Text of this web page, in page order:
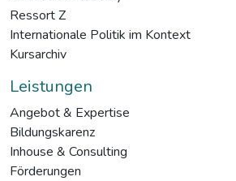
Ressort Z
Internationale Politik im Kontext
Kursarchiv
Leistungen
Angebot & Expertise
Bildungskarenz
Inhouse & Consulting
Förderungen